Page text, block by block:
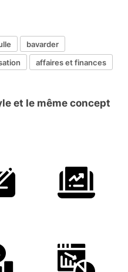
bavarder
affaires et finances
et le même concept